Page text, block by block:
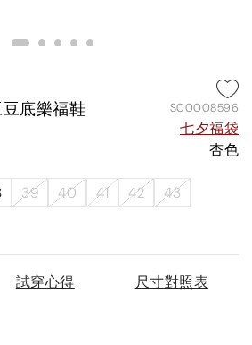
底樂福鞋 S00008596
七夕福袋
杏色
39 40 41 42
43
試穿心得 尺寸對照表